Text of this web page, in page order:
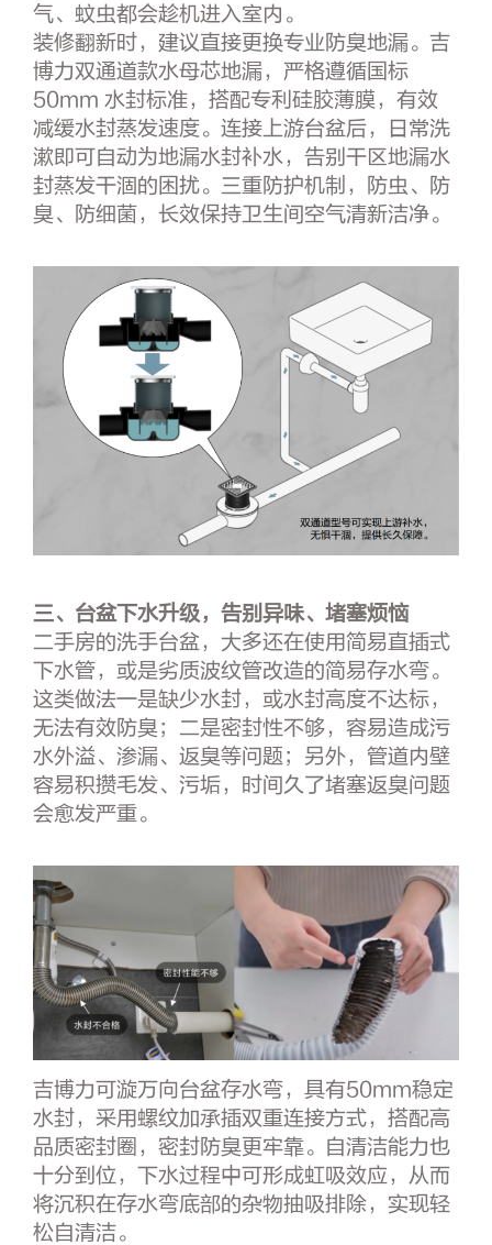
气、蚊虫都会趁机进入室内。
装修翻新时，建议直接更换专业防臭地漏。吉
博力双通道款水母芯地漏，严格遵循国标
50mm 水封标准，搭配专利硅胶薄膜，有效
减缓水封蒸发速度。连接上游台盆后，日常洗
漱即可自动为地漏水封补水，告别干区地漏水
封蒸发干涸的困扰。三重防护机制，防虫、防
臭、防细菌，长效保持卫生间空气清新洁净。
三、台盆下水升级，告别异味、堵塞烦恼
二手房的洗手台盆，大多还在使用简易直插式
下水管，或是劣质波纹管改造的简易存水弯。
这类做法一是缺少水封，或水封高度不达标，
无法有效防臭；二是密封性不够，容易造成污
水外溢、渗漏、返臭等问题；另外，管道内壁
容易积攒毛发、污垢，时间久了堵塞返臭问题
会愈发严重。
吉博力可漩万向台盆存水弯，具有50mm稳定
水封，采用螺纹加承插双重连接方式，搭配高
品质密封圈，密封防臭更牢靠。自清洁能力也
十分到位，下水过程中可形成虹吸效应，从而
将沉积在存水弯底部的杂物抽吸排除，实现轻
松自清洁。